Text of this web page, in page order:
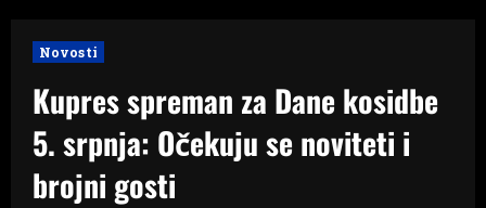
Novosti
Kupres spreman za Dane kosidbe
5. srpnja: Očekuju se noviteti i
brojni gosti